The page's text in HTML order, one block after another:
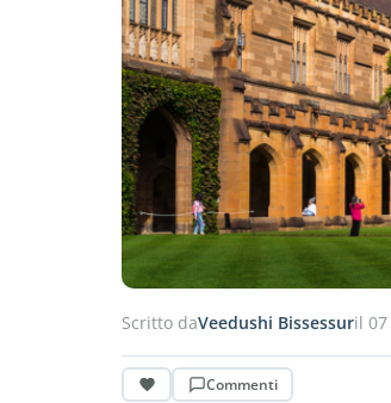
Scritto daVeedushi Bissessuril
Commenti